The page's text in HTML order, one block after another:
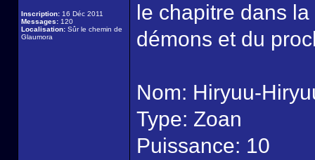
Inscription: 16 Déc 2011
Messages: 120
Localisation: Sûr le chemin de
Glaumora
le chapitre dans
démons et du
Nom: Hiryuu-
Type: Zoan
Puissance: 10